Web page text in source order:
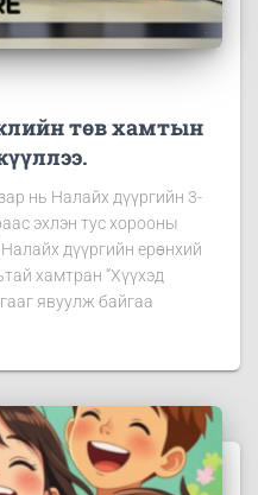
төв хамтын
нь Налайх дүүргийн 3-
эхлэн тус хорооны
дүүргийн ерөнхий
хамтран “Хүүхэд
явуулж байгаа